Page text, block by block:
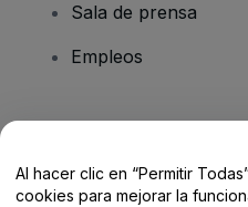
Sala de prensa
Empleos
Centro de Ayuda /
Al hacer clic en “Permitir
cookies para mejorar la